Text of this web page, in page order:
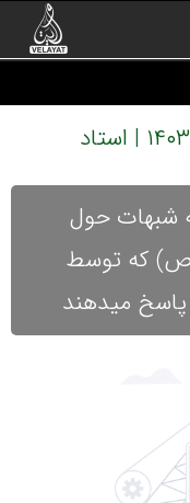
برنامه کامل | امین وحی | ۱۴۰۳.۶.۲۹ | استاد
شبهات حول
که توسط
میدهند